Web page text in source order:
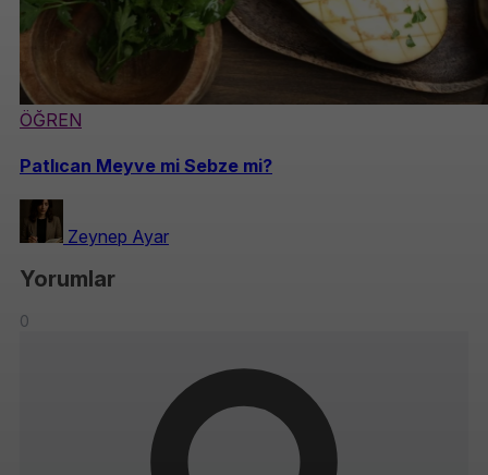
ÖĞREN
Patlıcan Meyve mi Sebze mi?
Zeynep Ayar
Yorumlar
0